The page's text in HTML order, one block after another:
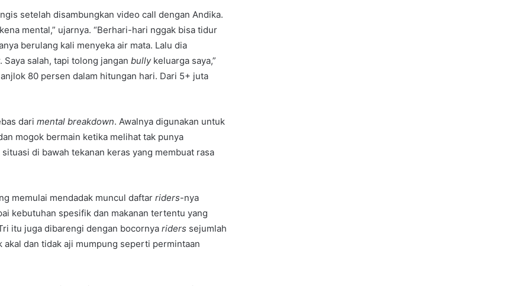
setelah disambungkan video call dengan Andika.
mental,” ujarnya. “Berhari-hari nggak bisa tidur
berulang kali menyeka air mata. Lalu dia
. Saya salah, tapi tolong jangan bully keluarga saya,”
80 persen dalam hitungan hari. Dari 5+ juta
dari mental breakdown. Awalnya digunakan untuk
mogok bermain ketika melihat tak punya
di bawah tekanan keras yang membuat rasa
memulai mendadak muncul daftar riders-nya
kebutuhan spesifik dan makanan tertentu yang
itu juga dibarengi dengan bocornya riders sejumlah
dan tidak aji mumpung seperti permintaan